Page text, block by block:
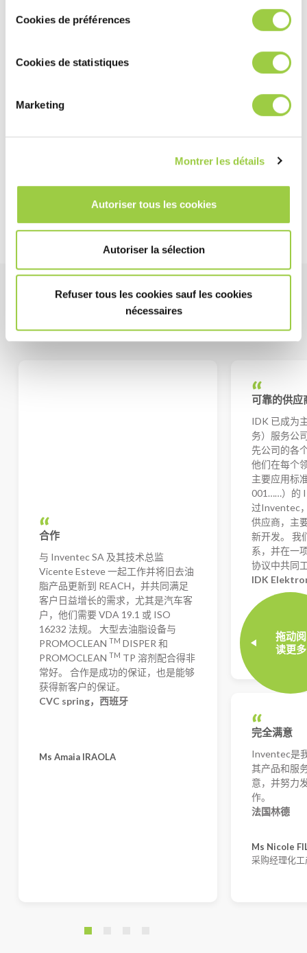
Cookies de préférences
Cookies de statistiques
Marketing
Montrer les détails
Autoriser tous les cookies
Autoriser la sélection
Refuser tous les cookies sauf les cookies
nécessaires
感言
满意的客户和合作伙伴
拖动阅
读更多
合作
与 Inventec SA 及其技术总监
Vicente Esteve 一起工作并将旧去油
脂产品更新到 REACH，并共同满足
客户日益增长的需求，尤其是汽车客
户，他们需要 VDA 19.1 或 ISO
16232 法规。 大型去油脂设备与
PROMOCLEAN TM DISPER 和
PROMOCLEAN TM TP 溶剂配合得非
常好。 合作是成功的保证，也是能够
获得新客户的保证。
CVC spring，西班牙
Ms Amaia IRAOLA
可靠的供应
IDK 已成为
务）服务公
先公司的各
他们在每个
主要应用标
001……）的
过Inventec
供应商，主
新开发。 我
系，并在一
协议中共同
IDK
Juanjo Frias
工艺工程师
完全满意
Inventec是
其产品和服
意，并努力
作。
法国林德
Ms Nicole
采购经理化